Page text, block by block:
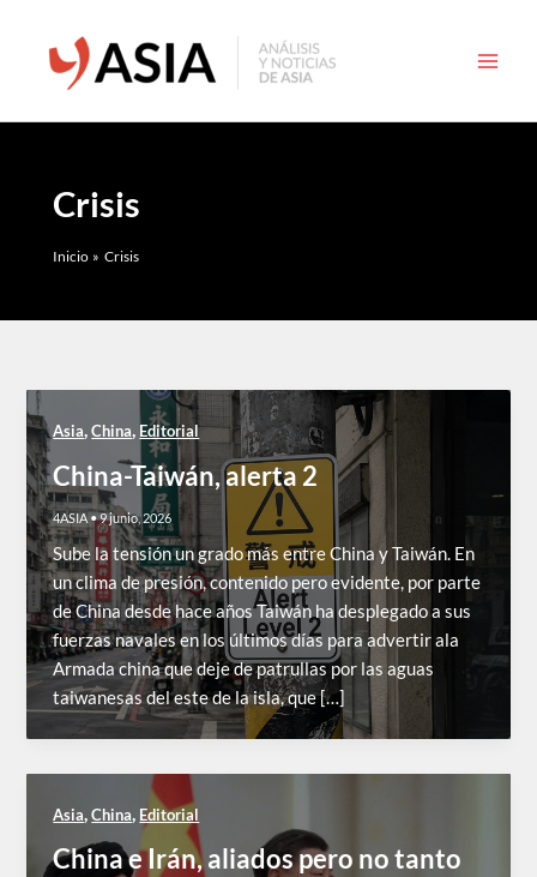
contenido
Crisis
Inicio Crisis
Asia,China, Editorial
China-Taiwán, alerta 2
4ASIA•9 junio, 2026
Sube la tensión un grado más entre China y Taiwán. En
un clima de presión, contenido pero evidente, por parte
de China desde hace años Taiwán ha desplegado a sus
fuerzas navales en los últimos días para advertir ala
Armada china que deje de patrullas por las aguas
taiwanesas del este de la isla, que […]
Asia,China, Editorial
China e Irán, aliados pero no tanto